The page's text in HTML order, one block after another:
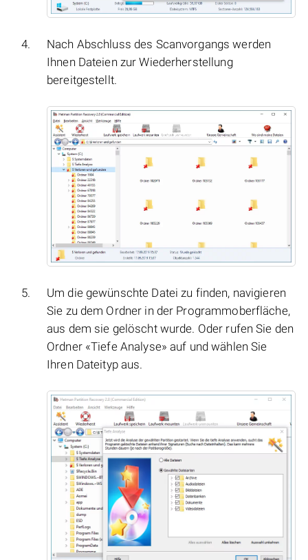
Nach Abschluss des Scanvorgangs werden
Ihnen Dateien zur Wiederherstellung
bereitgestellt.
Um die gewünschte Datei zu finden, navigieren
Sie zu dem Ordner in der Programmoberfläche,
aus dem sie gelöscht wurde. Oder rufen Sie den
Ordner «Tiefe Analyse» auf und wählen Sie
Ihren Dateityp aus.